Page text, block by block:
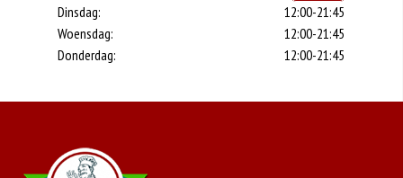
Dinsdag:
12:00-21:45
Woensdag:
12:00-21:45
Donderdag:
12:00-21:45